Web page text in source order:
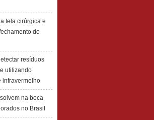
tela cirúrgica e
do
resíduos
utilizando
infravermelho
na boca
no Brasil